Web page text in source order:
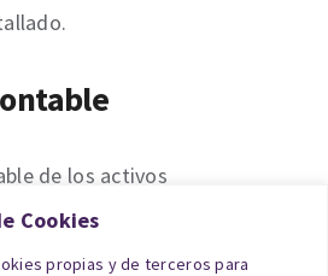
Cookies
propias y de terceros para
de los activos
es un paso
los balances reflejen la